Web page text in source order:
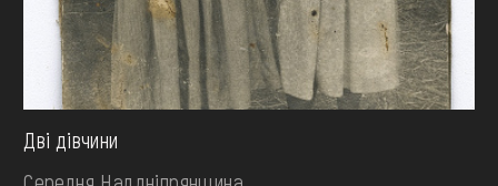
Дві дівчини